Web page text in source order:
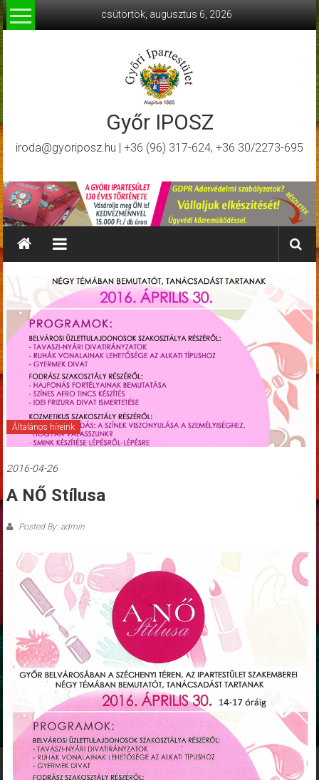
Skip
to
content
csütörtök, augusztus 6, 2026
Győr IPOSZ
iroda@gyoriposz.hu | +36 (96) 317-624, +36 30/2273-695
Általános híreink
2016-04-26
A NŐ Stílusa
Posted By: admin